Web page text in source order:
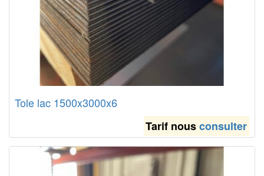
Tole lac 1500x3000x6
Tarif nousconsulter